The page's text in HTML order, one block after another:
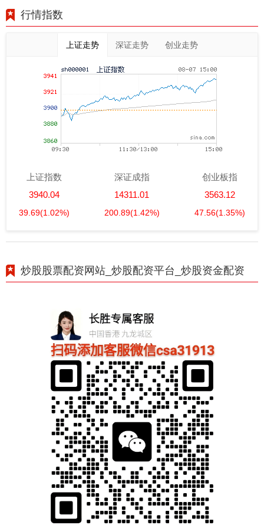
行情指数
上证走势 深证走势 创业走势
上证指数
3940.04
39.69(1.02%)
深证成指
14311.01
200.89(1.42%)
创业板指
3563.12
47.56(1.35%)
炒股股票配资网站_炒股配资平台_炒股资金配资